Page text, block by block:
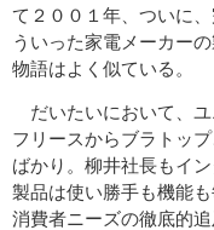
て２００１年、ついに
ういった家電メーカー
物語はよく似ている。
だいたいにおいて、ユ
フリースからブラトッ
ばかり。柳井社長もイ
製品は使い勝手も機能
消費者ニーズの徹底的